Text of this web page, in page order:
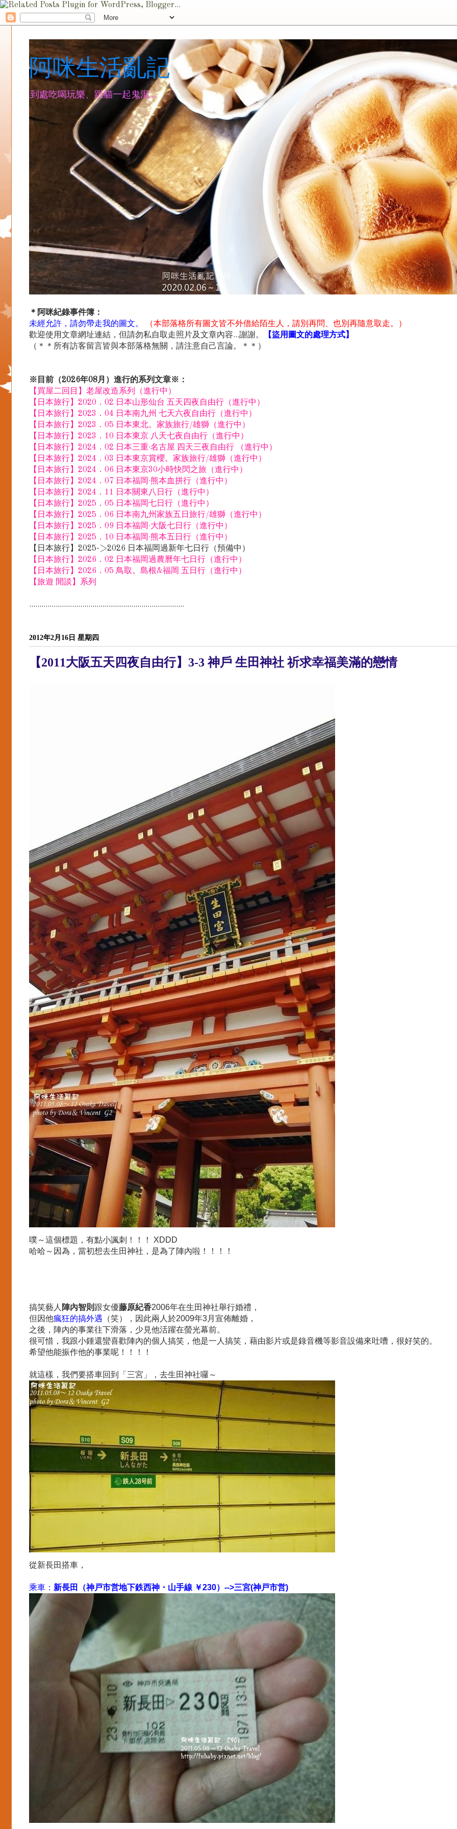
阿咪生活亂記
到處吃喝玩樂、跟貓一起鬼混...
＊阿咪紀錄事件簿：
未經允許，請勿帶走我的圖文。
（本部落格所有圖文皆不外借給陌生人，請別再問、也別再隨意取走。）
歡迎使用文章網址連結，但請勿私自取走照片及文章內容...謝謝。
【盜用圖文的處理方式】
（＊＊所有訪客留言皆與本部落格無關，請注意自己言論。＊＊）
※目前（2026年08月）進行的系列文章※：
【買屋二回目】老屋改造系列（進行中）
【日本旅行】2020．02 日本山形仙台 五天四夜自由行（進行中）
【日本旅行】2023．04 日本南九州 七天六夜自由行（進行中）
【日本旅行】2023．05 日本東北。家族旅行/雄獅（進行中）
【日本旅行】2023．10 日本東京 八天七夜自由行（進行中）
【日本旅行】2024．02 日本三重·名古屋 四天三夜自由行 （進行中）
【日本旅行】2024．03 日本東京賞櫻。家族旅行/雄獅（進行中）
【日本旅行】2024．06 日本東京30小時快閃之旅（進行中）
【日本旅行】2024．07 日本福岡·熊本血拼行（進行中）
【日本旅行】2024．11 日本關東八日行（進行中）
【日本旅行】2025．05 日本福岡七日行（進行中）
【日本旅行】2025．06 日本南九州家族五日旅行/雄獅（進行中）
【日本旅行】2025．09 日本福岡·大阪七日行（進行中）
【日本旅行】2025．10 日本福岡·熊本五日行（進行中）
【日本旅行】2025->2026 日本福岡過新年七日行（預備中）
【日本旅行】2026．02 日本福岡過農曆年七日行（進行中）
【日本旅行】2026．05 鳥取。島根&福岡 五日行（進行中）
【旅遊 閒談】系列
............................................................................
2012年2月16日 星期四
【2011大阪五天四夜自由行】3-3 神戶 生田神社 祈求幸福美滿的戀情
噗～這個標題，有點小諷刺！！！ XDDD
哈哈～因為，當初想去生田神社，是為了陣內啦！！！！
搞笑藝人 陣內智則 跟女優藤原紀香2006年在生田神社舉行婚禮，
但因他瘋狂的搞外遇 （笑），因此兩人於2009年3月宣佈離婚，
之後，陣內的事業往下滑落，少見他活躍在螢光幕前。
很可惜，我跟小鍾還蠻喜歡陣內的個人搞笑，他是一人搞笑，藉由影片或是錄音機等影音設備來吐嘈，很好笑的。
希望他能振作他的事業呢！！！！
就這樣，我們要搭車回到「三宮」，去生田神社囉～
從新長田搭車，
乘車： 新長田（神戸市営地下鉄西神・山手線 ￥230）-->三宮(神戸市営)